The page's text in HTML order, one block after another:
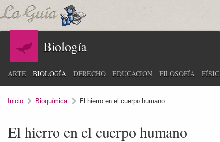
Biología
ARTE BIOLOGÍA DERECHO EDUCACIÓN FILOSOFÍA
Inicio Bioquímica El hierro en el cuerpo humano
El hierro en el cuerpo humano